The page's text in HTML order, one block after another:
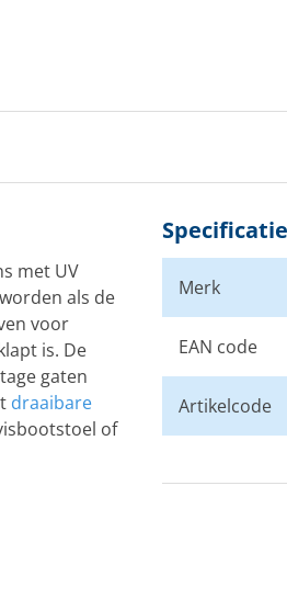
met UV
als de
voor
is. De
gaten
draaibare
of
Merk
EAN code
Artikelcode